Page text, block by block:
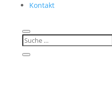
Kontakt